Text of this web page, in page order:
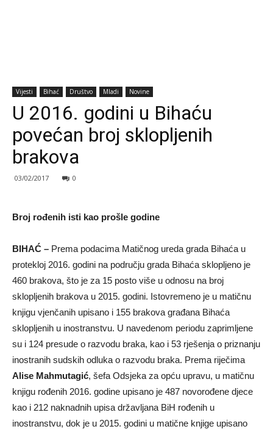
Vijesti Bihać Društvo Mladi Novine
U 2016. godini u Bihaću
povećan broj sklopljenih
brakova
03/02/2017 0
Broj rođenih isti kao prošle godine
BIHAĆ – Prema podacima Matičnog ureda grada Bihaća u
protekloj 2016. godini na području grada Bihaća sklopljeno je
460 brakova, što je za 15 posto više u odnosu na broj
sklopljenih brakova u 2015. godini. Istovremeno je u matičnu
knjigu vjenčanih upisano i 155 brakova građana Bihaća
sklopljenih u inostranstvu. U navedenom periodu zaprimljene
su i 124 presude o razvodu braka, kao i 53 rješenja o priznanju
inostranih sudskih odluka o razvodu braka. Prema riječima
Alise Mahmutagić, šefa Odsjeka za opću upravu, u matičnu
knjigu rođenih 2016. godine upisano je 487 novorođene djece
kao i 212 naknadnih upisa državljana BiH rođenih u
inostranstvu, dok je u 2015. godini u matične knjige upisano